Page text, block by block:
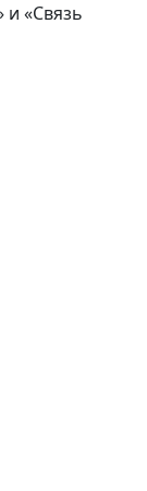
и «Связь